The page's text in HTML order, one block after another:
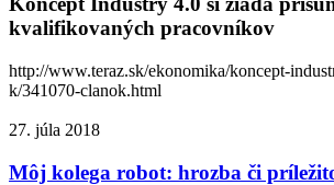
kvalifikovaných pracovníkov
http://www.teraz.sk/ekonomika/koncept-
k/341070-clanok.html
27. júla 2018
Môj kolega robot: hrozba či